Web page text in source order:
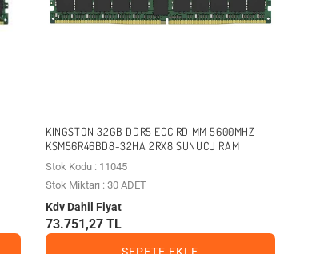
KINGSTON 32GB DDR5 ECC RDIMM 5600MHZ
KSM56R46BD8-32HA 2RX8 SUNUCU RAM
Stok Kodu : 11045
Stok Miktarı : 30 ADET
Kdv Dahil Fiyat
73.751,27 TL